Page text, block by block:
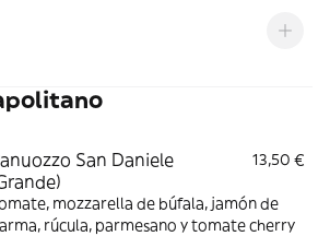
San Daniele
13,50 €
mozzarella de búfala, jamón de
rúcula, parmesano y tomate cherry